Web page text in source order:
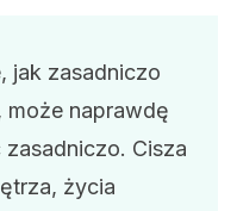
jak zasadniczo
może naprawdę
zasadniczo. Cisza
życia